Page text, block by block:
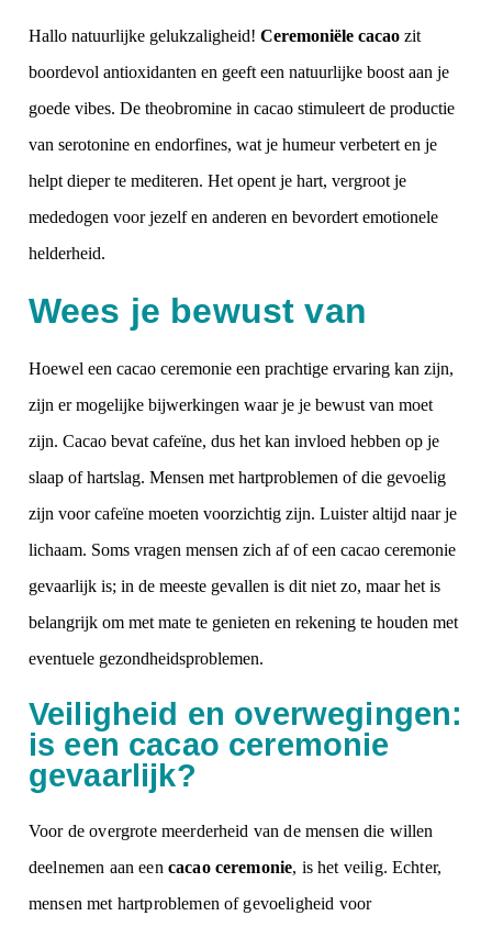
Hallo natuurlijke gelukzaligheid! Ceremoniële cacao zit
boordevol antioxidanten en geeft een natuurlijke boost aan je
goede vibes. De theobromine in cacao stimuleert de productie
van serotonine en endorfines, wat je humeur verbetert en je
helpt dieper te mediteren. Het opent je hart, vergroot je
mededogen voor jezelf en anderen en bevordert emotionele
helderheid.
Wees je bewust van
Hoewel een cacao ceremonie een prachtige ervaring kan zijn,
zijn er mogelijke bijwerkingen waar je je bewust van moet
zijn. Cacao bevat cafeïne, dus het kan invloed hebben op je
slaap of hartslag. Mensen met hartproblemen of die gevoelig
zijn voor cafeïne moeten voorzichtig zijn. Luister altijd naar je
lichaam. Soms vragen mensen zich af of een cacao ceremonie
gevaarlijk is; in de meeste gevallen is dit niet zo, maar het is
belangrijk om met mate te genieten en rekening te houden met
eventuele gezondheidsproblemen.
Veiligheid en overwegingen:
is een cacao ceremonie
gevaarlijk?
Voor de overgrote meerderheid van de mensen die willen
deelnemen aan een cacao ceremonie, is het veilig. Echter,
mensen met hartproblemen of gevoeligheid voor